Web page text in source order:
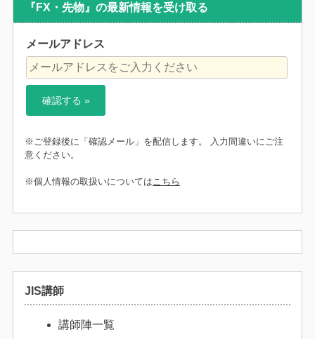
『FX・先物』の最新情報を受け取る
メールアドレス
※ご登録後に「確認メール」を配信します。 入力間違いにご注
意ください。
※個人情報の取扱いについては こちら
JIS講師
講師陣一覧